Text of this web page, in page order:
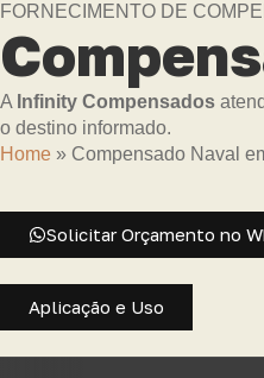
FORNECIMENTO DE
A Infinity Compensados
o destino informado.
Home » Compensado Naval
Solicitar Orçamento no
Aplicação e Uso